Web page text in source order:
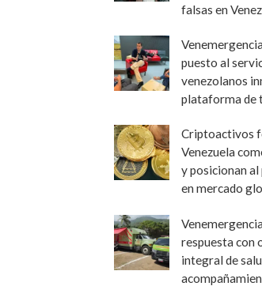
falsas en
puesto al
venezolanos
plataforma de
Criptoactivos
Venezuela
y posicionan
en mercado
respuesta con
integral de